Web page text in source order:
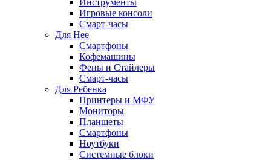
Инструменты
Игровые консоли
Смарт-часы
Для Нее
Смартфоны
Кофемашины
Фены и Стайлеры
Смарт-часы
Для Ребенка
Принтеры и МФУ
Мониторы
Планшеты
Смартфоны
Ноутбуки
Системные блоки